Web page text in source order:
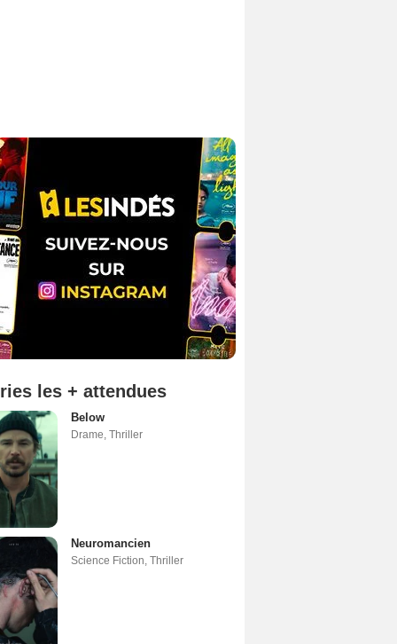
les + attendues
Below
Drame, Thriller
Neuromancien
Science Fiction, Thriller